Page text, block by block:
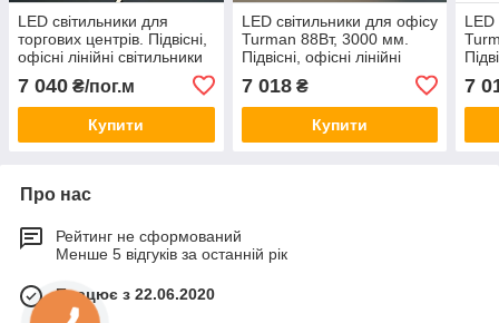
LED світильники для
торгових центрів. Підвісні,
офісні лінійні світильники
7 040 ₴/пог.м
Купити
LED світильники для офісу
Turman 88Вт, 3000 мм.
Підвісні, офісні лінійні
магазину
7 018₴
Купити
LED
7
Про нас
Рейтинг не сформований
Менше 5 відгуків за останній рік
Працює з 22.06.2020